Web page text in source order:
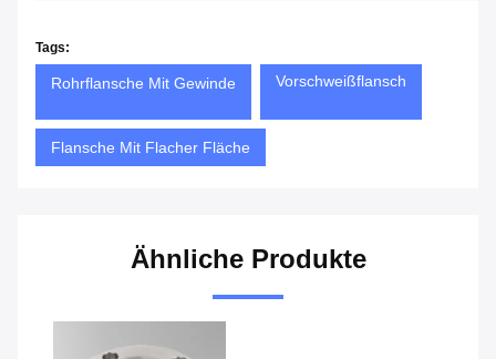
Tags:
Rohrflansche Mit Gewinde Vorschweißflansch
Flansche Mit Flacher Fläche
Ähnliche Produkte